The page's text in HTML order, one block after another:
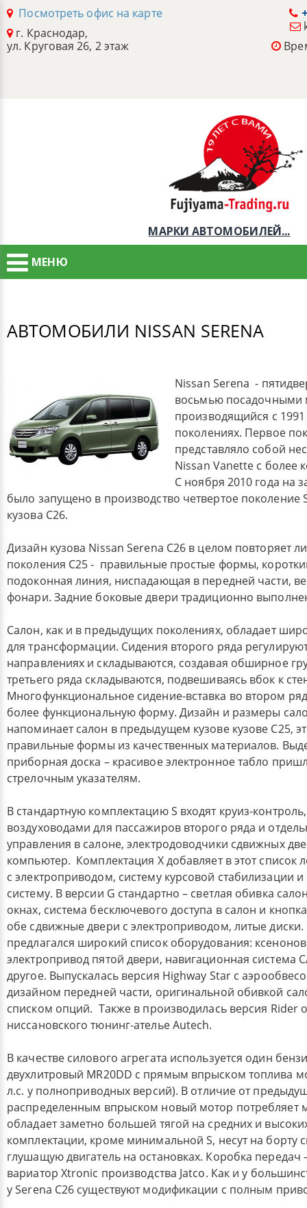
Посмотреть офис на карте
г. Краснодар,
ул. Круговая 26, 2 этаж
МАРКИ АВТОМОБИЛЕЙ...
МЕНЮ
АВТОМОБИЛИ NISSAN SERENA
Nissan Serena -
восьмью посадочными
производящийся с 1991
поколениях. Первое
представляло собой
Nissan Vanette с
С ноября 2010 года на
было запущено в производство четвертое поколение
кузова C26.
Дизайн кузова Nissan Serena C26 в целом повторяет
поколения C25 - правильные простые формы,
подоконная линия, ниспадающая в передней части,
фонари. Задние боковые двери традиционно
Салон, как и в предыдущих поколениях, обладает
для трансформации. Сидения второго ряда
направлениях и складываются, создавая обширное
третьего ряда складываются, подвешиваясь вбок к
Многофункциональное сидение-вставка во втором
более функциональную форму. Дизайн и размеры
напоминает салон в предыдущем кузове кузове С25,
правильные формы из качественных материалов.
приборная доска – красивое электронное табло
стрелочным указателям.
В стандартную комплектацию S входят круиз-
воздуховодами для пассажиров второго ряда и
управления в салоне, электродоводчики сдвижных
компьютер. Комплектация Х добавляет в этот список
с электроприводом, систему курсовой стабилизации
систему. В версии G стандартно – светлая обивка
окнах, система бесключевого доступа в салон и
обе сдвижные двери с электроприводом, литые диски.
предлагался широкий список оборудования:
электропривод пятой двери, навигационная система
другое. Выпускалась версия Highway Star с
дизайном передней части, оригинальной обивкой
списком опций. Также в производилась версия Rider
ниссановского тюнинг-ателье Autech.
В качестве силового агрегата используется один
двухлитровый MR20DD с прямым впрыском топлива
л.с. у полноприводных версий). В отличие от
распределенным впрыском новый мотор потребляет
обладает заметно большей тягой на средних и
комплектации, кроме минимальной S, несут на борту
глушащую двигатель на остановках. Коробка передач
вариатор Xtronic производства Jatco. Как и у
у Serena C26 существуют модификации с полным